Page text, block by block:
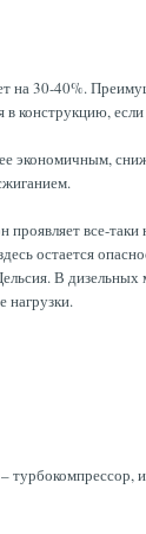
на 30-40%.
конструкцию,
экономичным,
все-
остается
В дизельных
нагрузки.